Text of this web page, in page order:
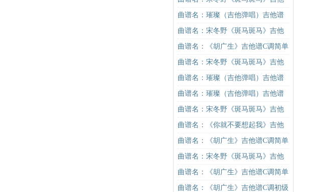
谱G调初级进阶版（酷音小伟吉他教
学）吉他谱
曲谱名：璀璨（吉他弹唱）吉他谱
曲谱名：宋冬野《斑马斑马》吉他
谱G调初级进阶版（酷音小伟吉他教
学）吉他谱
曲谱名：《胡广生》吉他谱C调简单
版（酷音小伟吉他弹唱教学）吉他
谱
曲谱名：宋冬野《斑马斑马》吉他
谱C调简单版（酷音小伟吉他教学）
吉他谱
曲谱名：璀璨（吉他弹唱）吉他谱
曲谱名：璀璨（吉他弹唱）吉他谱
曲谱名：宋冬野《斑马斑马》吉他
谱C调简单版（酷音小伟吉他教学）
吉他谱
曲谱名：《你就不要想起我》吉他
谱C调简单版吉他谱
曲谱名：《胡广生》吉他谱C调简单
版（酷音小伟吉他弹唱教学）吉他
谱
曲谱名：宋冬野《斑马斑马》吉他
谱C调简单版（酷音小伟吉他教学）
吉他谱
曲谱名：《胡广生》吉他谱C调简单
版（酷音小伟吉他弹唱教学）吉他
曲谱名：《胡广生》吉他谱C调初级